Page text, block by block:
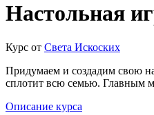
Настольная
Курс от Света Искоских
Придумаем и создадим свою
сплотит всю семью. Главным
Описание курса